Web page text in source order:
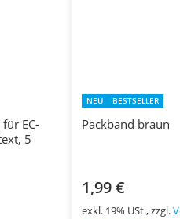
EC-
5
NEU BESTSELLER
Packband braun
1,99 €
exkl. 19% USt., zzgl.